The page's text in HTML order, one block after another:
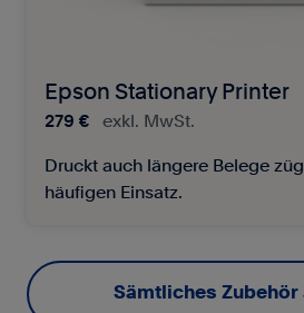
Epson Stationary Printer
279 € exkl. MwSt.
Druckt auch längere Belege
häufigen Einsatz.
Sämtliches Zubehör